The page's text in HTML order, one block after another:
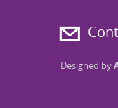
Designed by